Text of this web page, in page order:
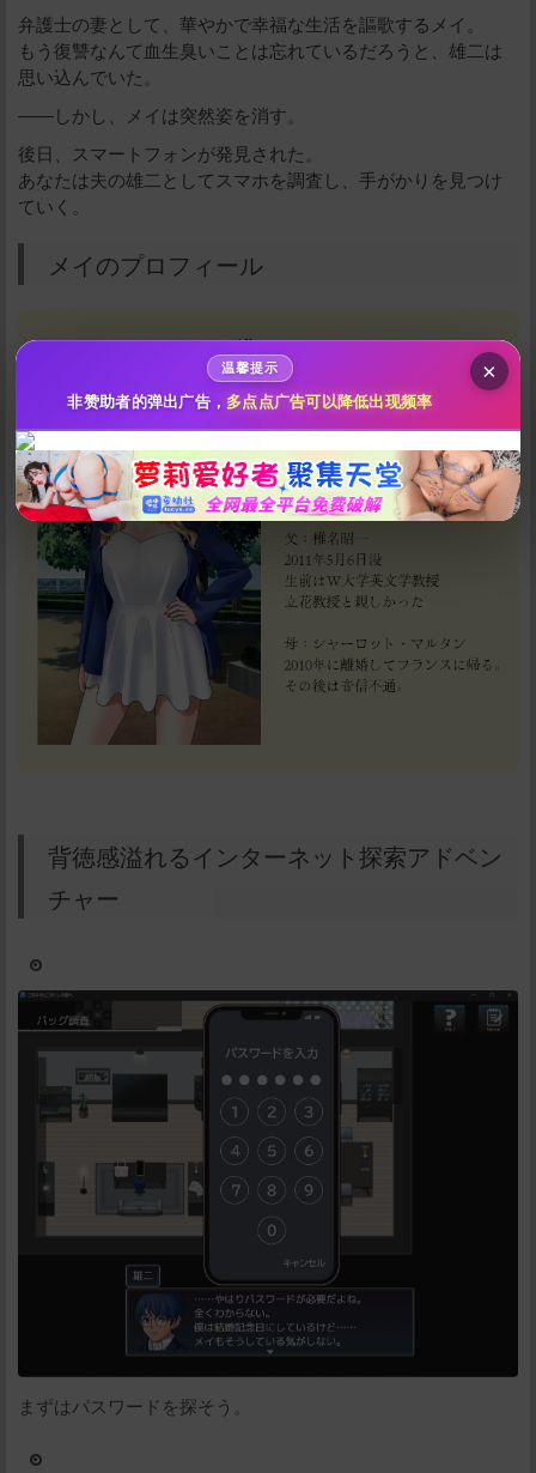
给新作限定打赏
立刻支付
弁護士の妻として、華やかで幸福な生活を謳歌するメイ。
もう復讐なんて血生臭いことは忘れているだろうと、雄二は
思い込んでいた。
――しかし、メイは突然姿を消す。
後日、スマートフォンが発見された。
あなたは夫の雄二としてスマホを調査し、手がかりを見つけ
ていく。
メイのプロフィール
背徳感溢れるインターネット探索アドベン
チャー
まずはパスワードを探そう。
点击全选 ×
温馨提示
非赞助者的弹出广告， 多点点广告可以降低出现频率